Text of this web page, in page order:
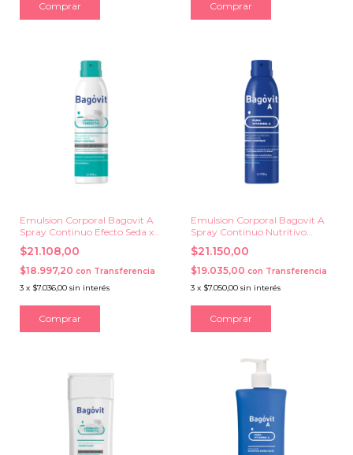
Emulsion Corporal Bagovit A
Spray Continuo Efecto Seda x
170 ml.
$21.108,00
$18.997,20 con Transferencia
3 x $7.036,00 sin interés
Emulsion Corporal Bagovit A
Spray Continuo Nutritivo
Humectante x 170 ml.
$21.150,00
$19.035,00 con Transferencia
3 x $7.050,00 sin interés